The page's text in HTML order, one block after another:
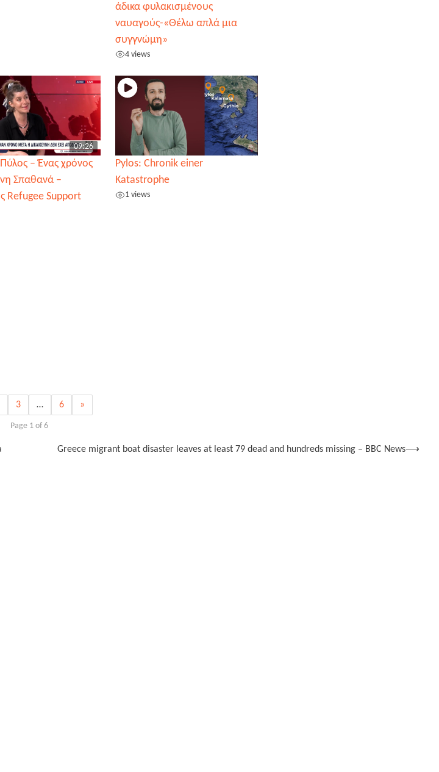
άδικα φυλακισμένους
ναυαγούς-«Θέλω απλά μια
συγγνώμη»
4 views
09:26
– Ένας χρόνος
Σπαθανά –
Refugee Support
Pylos: Chronik einer
Katastrophe
1 views
3 … 6 »
Page 1 of 6
Greece migrant boat disaster leaves at least 79 dead and hundreds missing – BBC News⟶